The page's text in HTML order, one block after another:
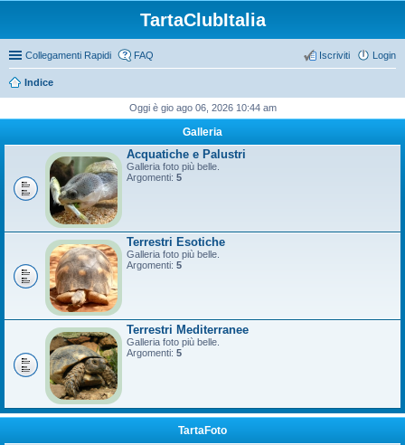
TartaClubItalia
Collegamenti Rapidi FAQ Login
Iscriviti
Indice
Oggi è gio ago 06, 2026 10:44 am
Galleria
Acquatiche e Palustri
Galleria foto più belle.
Argomenti: 5
Terrestri Esotiche
Galleria foto più belle.
Argomenti: 5
Terrestri Mediterranee
Galleria foto più belle.
Argomenti: 5
TartaFoto